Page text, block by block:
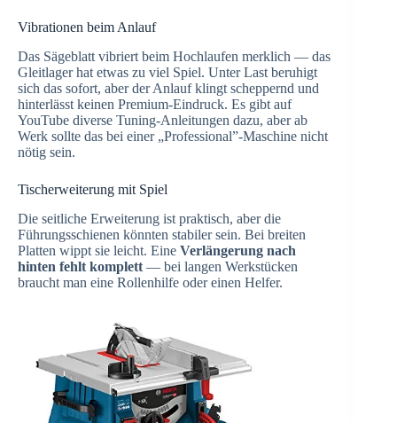
Vibrationen beim Anlauf
Das Sägeblatt vibriert beim Hochlaufen merklich — das
Gleitlager hat etwas zu viel Spiel. Unter Last beruhigt
sich das sofort, aber der Anlauf klingt scheppernd und
hinterlässt keinen Premium-Eindruck. Es gibt auf
YouTube diverse Tuning-Anleitungen dazu, aber ab
Werk sollte das bei einer „Professional”-Maschine nicht
nötig sein.
Tischerweiterung mit Spiel
Die seitliche Erweiterung ist praktisch, aber die
Führungsschienen könnten stabiler sein. Bei breiten
Platten wippt sie leicht. Eine Verlängerung nach
hinten fehlt komplett — bei langen Werkstücken
braucht man eine Rollenhilfe oder einen Helfer.